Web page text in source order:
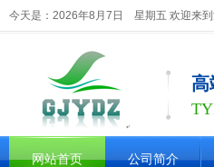
今天是：2026年8月7日 星期五 欢迎来
高
网站首页 公司简介